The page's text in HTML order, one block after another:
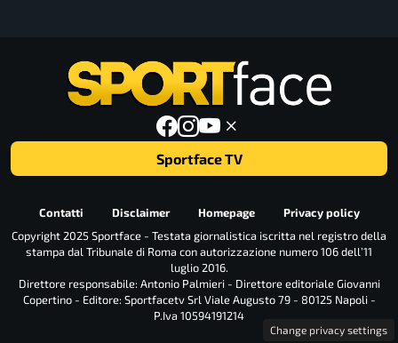
Sportface TV
Contatti Disclaimer Homepage
Privacy policy
Copyright 2025 Sportface - Testata giornalistica iscritta nel registro della
stampa dal Tribunale di Roma con autorizzazione numero 106 dell’11
luglio 2016.
Direttore responsabile: Antonio Palmieri - Direttore editoriale Giovanni
Copertino - Editore: Sportfacetv Srl Viale Augusto 79 - 80125 Napoli -
P.Iva 10594191214
Change privacy settings